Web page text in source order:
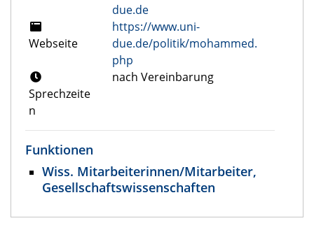
due.de
Webseite
https://www.uni-
due.de/politik/mohammed.
php
Sprechzeite
n
nach Vereinbarung
Funktionen
Wiss. Mitarbeiterinnen/Mitarbeiter,
Gesellschaftswissenschaften